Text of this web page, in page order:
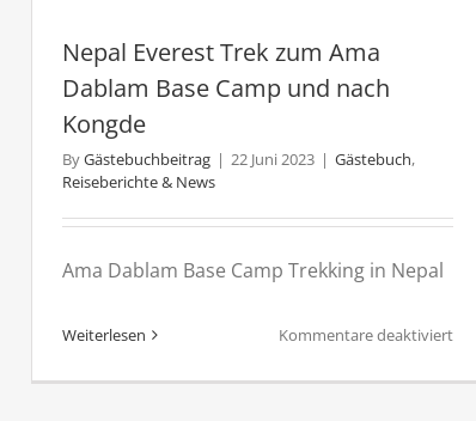
Nepal Everest Trek zum Ama
Dablam Base Camp und nach
Kongde
ByGästebuchbeitrag | 22 Juni 2023 | Gästebuch,
Reiseberichte & News
Ama Dablam Base Camp Trekking in Nepal
Weiterlesen Kommentare deaktiviertfür